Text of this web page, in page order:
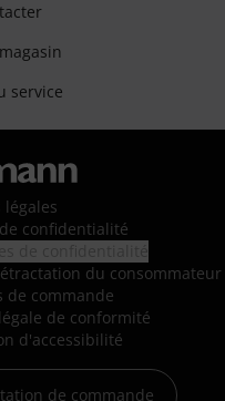
service
légales
confidentialité
du consommateur
de commande
de conformité
d'accessibilité
de commande